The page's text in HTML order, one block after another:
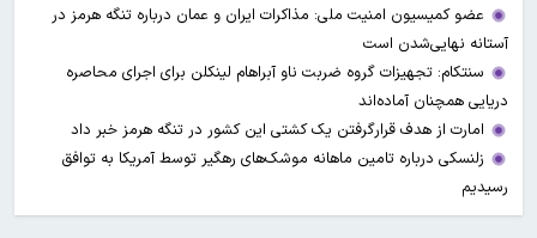
عضو کمیسیون امنیت ملی: مذاکرات ایران و عمان درباره تنگه هرمز در
آستانه نهایی‌شدن است
سنتکام: تجهیزات گروه ضربت ناو آبراهام لینکلن برای اجرای محاصره
دریایی همچنان آماده‌اند
امارت از هدف قرارگرفتن یک کشتی این کشور در تنگه هرمز خبر داد
زلنسکی درباره تامین ماهانه موشک‌های رهگیر توسط آمریکا به توافق
رسیدیم